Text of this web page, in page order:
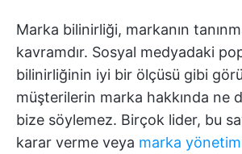
Marka bilinirliği, markanın
kavramdır. Sosyal medyadaki
bilinirliğinin iyi bir ölçüsü gibi
müşterilerin marka hakkında ne
bize söylemez. Birçok lider, bu
karar verme veya marka